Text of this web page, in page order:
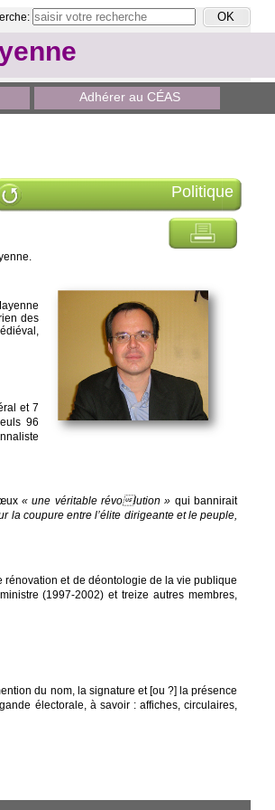
Adhérer au CÉAS
Politique
des
et 7
96
« une véritable révolution » qui bannirait
la coupure entre l’élite dirigeante et le peuple,
et de déontologie de la vie publique
(1997-2002) et treize autres membres,
du nom, la signature et [ou ?] la présence
électorale, à savoir : affiches, circulaires,